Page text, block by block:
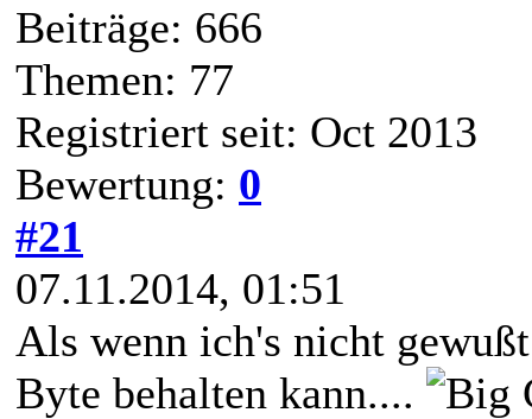
Beiträge: 666
Themen: 77
Registriert seit: Oct 2013
Bewertung: 0
#21
07.11.2014, 01:51
Als wenn ich's nicht
Byte behalten kann....